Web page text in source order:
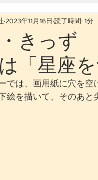
きっず
「星座を
2023年11月16日 読了時間: 1分
では、画用紙に穴を空
絵を描いて、そのあ